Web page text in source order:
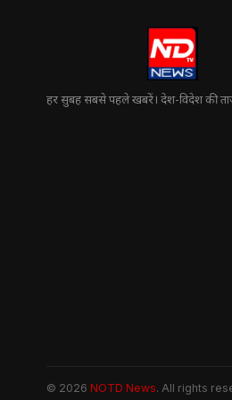
हर सुबह सबसे पहले खबरें। देश-विदेश की
© 2026 NOTD News. All rights